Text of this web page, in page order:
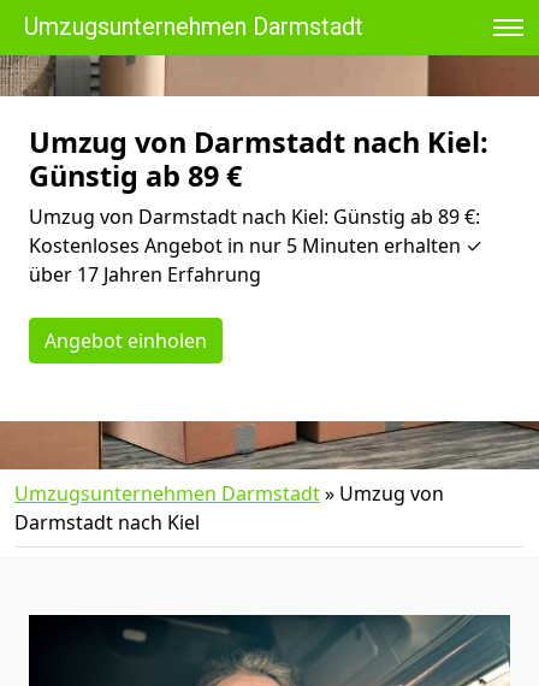
Umzugsunternehmen Darmstadt
Umzug von Darmstadt nach Kiel:
Günstig ab 89 €
Umzug von Darmstadt nach Kiel: Günstig ab 89 €:
Kostenloses Angebot in nur 5 Minuten erhalten ✓
über 17 Jahren Erfahrung
Angebot einholen
Umzugsunternehmen Darmstadt» Umzug von
Darmstadt nach Kiel